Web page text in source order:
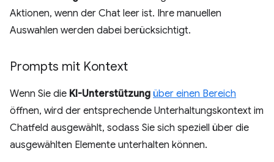
Aktionen, wenn der Chat leer ist. Ihre manuellen
Auswahlen werden dabei berücksichtigt.
Prompts mit Kontext
Wenn Sie die KI-Unterstützung über einen Bereich
öffnen, wird der entsprechende Unterhaltungskontext im
Chatfeld ausgewählt, sodass Sie sich speziell über die
ausgewählten Elemente unterhalten können.